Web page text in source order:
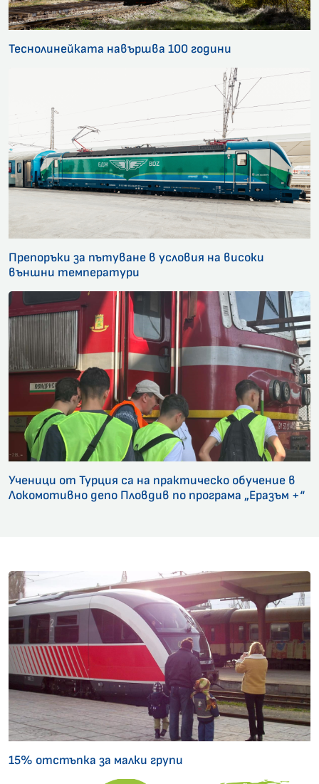
Теснолинейката навършва 100 години
Препоръки за пътуване в условия на високи
външни температури
Ученици от Турция са на практическо обучение в
Локомотивно депо Пловдив по програма „Еразъм +“
15% отстъпка за малки групи